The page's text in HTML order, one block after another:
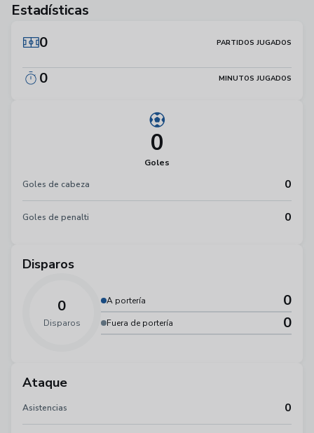
Estadísticas
0
PARTIDOS JUGADOS
0 MINUTOS JUGADOS
0
Goles
Goles de cabeza
0
Goles de penalti 0
Disparos
0
Disparos
A portería 0
Fuera de portería 0
Ataque
Asistencias 0